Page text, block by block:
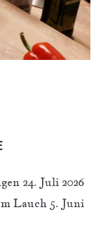
24. Juli 2026
Lauch 5. Juni